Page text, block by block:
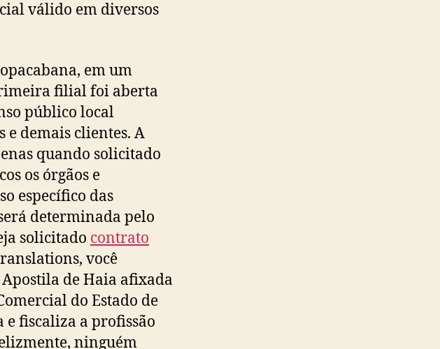
válido em diversos
em um
filial foi aberta
público local
e demais clientes. A
quando solicitado
os órgãos e
específico das
determinada pelo
solicitado contrato
você
de Haia afixada
do Estado de
e fiscaliza a profissão
ninguém